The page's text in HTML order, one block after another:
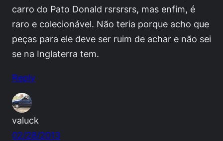
carro do Pato Donald rsrsrsrs, mas enfim, é
raro e colecionável. Não teria porque acho que
peças para ele deve ser ruim de achar e não sei
se na Inglaterra tem.
Reply
valuck
02/28/2013